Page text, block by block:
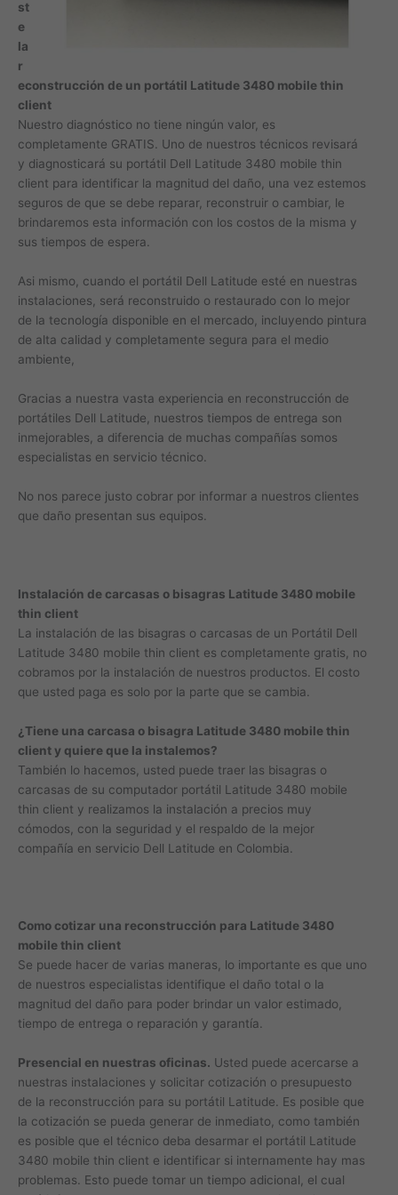
st
e
la
r
econstrucción de un portátil Latitude 3480 mobile thin
client
Nuestro diagnóstico no tiene ningún valor, es
completamente GRATIS. Uno de nuestros técnicos revisará
y diagnosticará su portátil Dell Latitude 3480 mobile thin
client para identificar la magnitud del daño, una vez estemos
seguros de que se debe reparar, reconstruir o cambiar, le
brindaremos esta información con los costos de la misma y
sus tiempos de espera.
Asi mismo, cuando el portátil Dell Latitude esté en nuestras
instalaciones, será reconstruido o restaurado con lo mejor
de la tecnología disponible en el mercado, incluyendo pintura
de alta calidad y completamente segura para el medio
ambiente,
Gracias a nuestra vasta experiencia en reconstrucción de
portátiles Dell Latitude, nuestros tiempos de entrega son
inmejorables, a diferencia de muchas compañías somos
especialistas en servicio técnico.
No nos parece justo cobrar por informar a nuestros clientes
que daño presentan sus equipos.
Instalación de carcasas o bisagras Latitude 3480 mobile
thin client
La instalación de las bisagras o carcasas de un Portátil Dell
Latitude 3480 mobile thin client es completamente gratis, no
cobramos por la instalación de nuestros productos. El costo
que usted paga es solo por la parte que se cambia.
¿Tiene una carcasa o bisagra Latitude 3480 mobile thin
client y quiere que la instalemos?
También lo hacemos, usted puede traer las bisagras o
carcasas de su computador portátil Latitude 3480 mobile
thin client y realizamos la instalación a precios muy
cómodos, con la seguridad y el respaldo de la mejor
compañía en servicio Dell Latitude en Colombia.
Como cotizar una reconstrucción para Latitude 3480
mobile thin client
Se puede hacer de varias maneras, lo importante es que uno
de nuestros especialistas identifique el daño total o la
magnitud del daño para poder brindar un valor estimado,
tiempo de entrega o reparación y garantía.
Presencial en nuestras oficinas. Usted puede acercarse a
nuestras instalaciones y solicitar cotización o presupuesto
de la reconstrucción para su portátil Latitude. Es posible que
la cotización se pueda generar de inmediato, como también
es posible que el técnico deba desarmar el portátil Latitude
3480 mobile thin client e identificar si internamente hay mas
problemas. Esto puede tomar un tiempo adicional, el cual